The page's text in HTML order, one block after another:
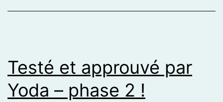
Testé et approuvé par
Yoda – phase 2 !